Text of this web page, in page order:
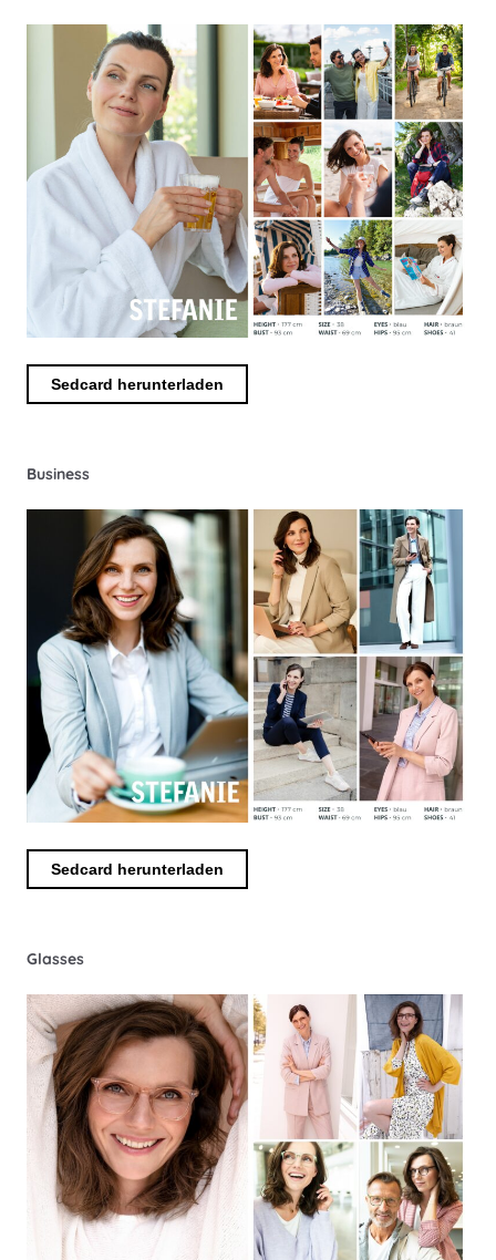
Sedcard herunterladen
Business
Sedcard herunterladen
Glasses